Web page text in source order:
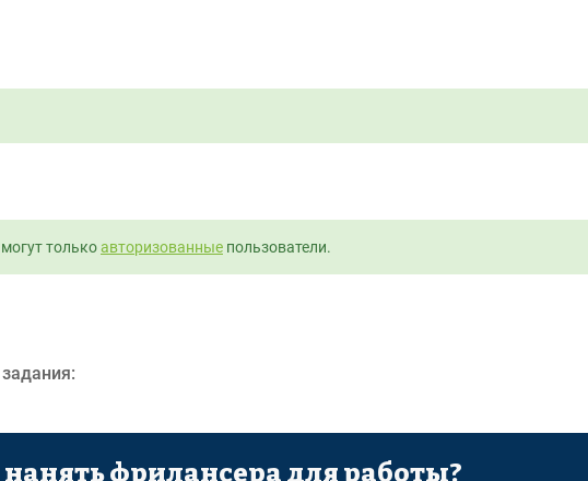
толькоавторизованные пользователи.
фрилансера для работы?